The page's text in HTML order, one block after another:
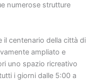
numerose strutture
il centenario della città di
ampliato e
uno spazio ricreativo
i giorni dalle 5:00 a